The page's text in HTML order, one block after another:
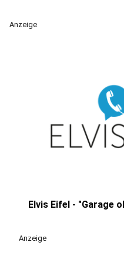
Anzeige
Elvis Eifel - "Garage
Anzeige